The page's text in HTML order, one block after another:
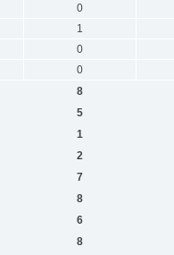
0
1
0
0
8
5
1
2
7
8
6
8